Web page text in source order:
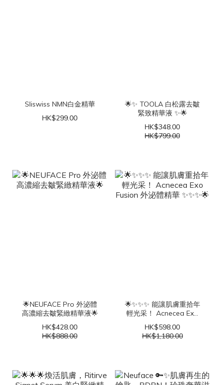
Sliswiss NMN白金精華
HK$299.00
🌟✨ TOOLA 白松露去皺
緊致精華液 ✨🌟
HK$348.00
HK$799.00
🌟NEUFACE Pro 外泌體
高濃縮去皺緊緻精華液🌟
HK$428.00
HK$888.00
🌟✨✨✨ 能讓肌膚重拾年
輕光采！ Acnecea Exo
Fusion 外泌體精華 ✨✨✨
🌟
HK$598.00
HK$1,180.00